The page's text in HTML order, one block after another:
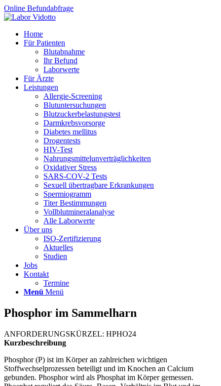
Online Befundabfrage
Home
Für Patienten
Blutabnahme
Ihr Befund
Laborwerte
Für Ärzte
Leistungen
Allergie-Screening
Blutuntersuchungen
Blutzucker­belastungstest
Darmkrebsvorsorge
Diabetes mellitus
Drogentests
HIV-Test
Nahrungsmittel­unverträglichkeiten
Oxidativer Stress
SARS-COV-2 Tests
Sexuell übertragbare Erkrankungen
Spermiogramm
Titer Bestimmungen
Vollblutmineralanalyse
Alle Laborwerte
Über uns
ISO-Zertifizierung
Aktuelles
Studien
Jobs
Kontakt
Termine
Menü Menü
Phosphor im Sammelharn
ANFORDERUNGSKÜRZEL: HPHO24
Kurzbeschreibung
Phosphor (P) ist im Körper an zahlreichen wichtigen
Stoffwechselprozessen beteiligt und im Knochen an Calcium
gebunden. Phosphor wird als Phosphat im Körper gemessen.